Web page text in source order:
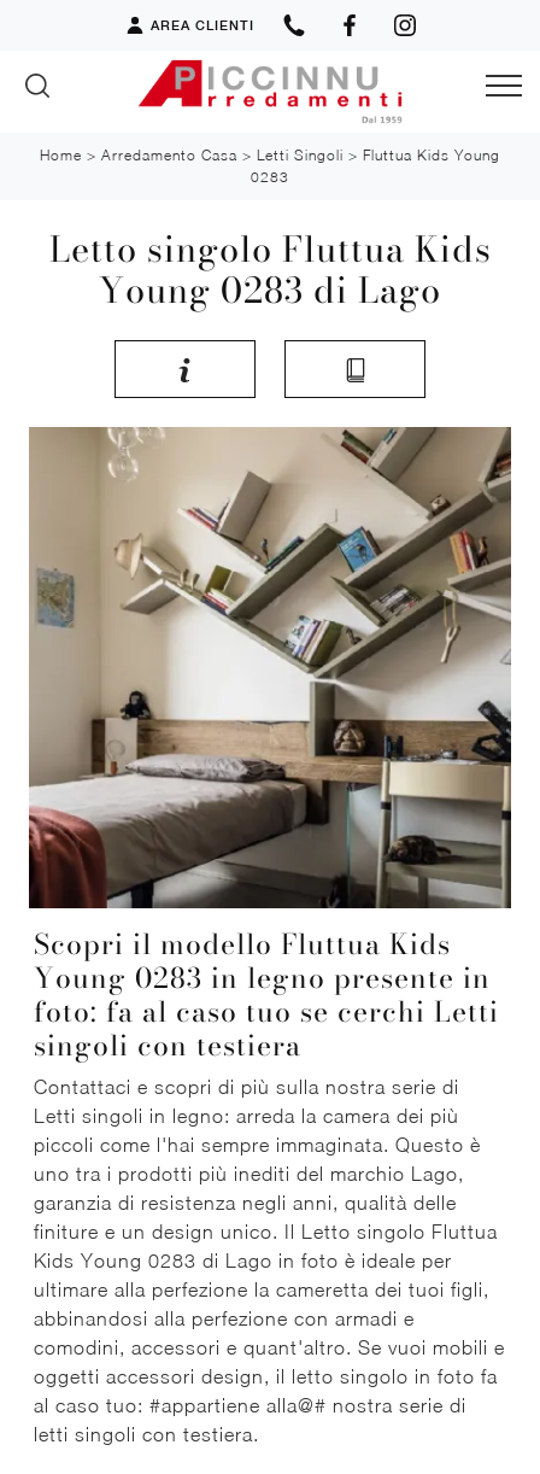
AREA CLIENTI
Home > Arredamento Casa > Letti Singoli > Fluttua Kids Young
0283
Letto singolo Fluttua Kids
Young 0283 di Lago
Scopri il modello Fluttua Kids
Young 0283 in legno presente in
foto: fa al caso tuo se cerchi Letti
singoli con testiera
Contattaci e scopri di più sulla nostra serie di
Letti singoli in legno: arreda la camera dei più
piccoli come l'hai sempre immaginata. Questo è
uno tra i prodotti più inediti del marchio Lago,
garanzia di resistenza negli anni, qualità delle
finiture e un design unico. Il Letto singolo Fluttua
Kids Young 0283 di Lago in foto è ideale per
ultimare alla perfezione la cameretta dei tuoi figli,
abbinandosi alla perfezione con armadi e
comodini, accessori e quant'altro. Se vuoi mobili e
oggetti accessori design, il letto singolo in foto fa
al caso tuo: #appartiene alla@# nostra serie di
letti singoli con testiera.